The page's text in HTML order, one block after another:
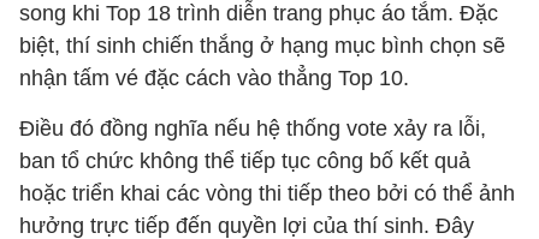
song khi Top 18 trình diễn trang phục áo tắm. Đặc
biệt, thí sinh chiến thắng ở hạng mục bình chọn sẽ
nhận tấm vé đặc cách vào thẳng Top 10.
Điều đó đồng nghĩa nếu hệ thống vote xảy ra lỗi,
ban tổ chức không thể tiếp tục công bố kết quả
hoặc triển khai các vòng thi tiếp theo bởi có thể ảnh
hưởng trực tiếp đến quyền lợi của thí sinh. Đây